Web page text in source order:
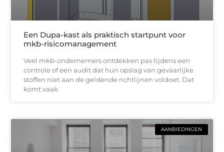
Een Dupa-kast als praktisch startpunt voor
mkb-risicomanagement
Veel mkb-ondernemers ontdekken pas tijdens een
controle of een audit dat hun opslag van gevaarlijke
stoffen niet aan de geldende richtlijnen voldoet. Dat
komt vaak
AANBIEDINGEN